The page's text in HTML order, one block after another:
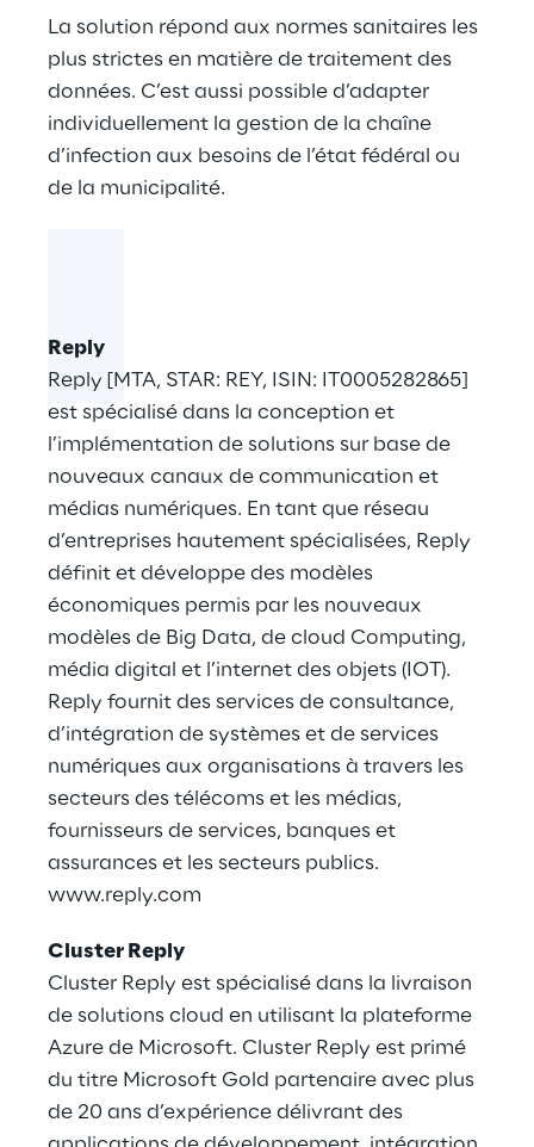
La solution répond aux normes sanitaires les
plus strictes en matière de traitement des
données. C’est aussi possible d’adapter
individuellement la gestion de la chaîne
d’infection aux besoins de l’état fédéral ou
de la municipalité.
Reply
Reply [MTA, STAR: REY, ISIN: IT0005282865]
est spécialisé dans la conception et
l’implémentation de solutions sur base de
nouveaux canaux de communication et
médias numériques. En tant que réseau
d’entreprises hautement spécialisées, Reply
définit et développe des modèles
économiques permis par les nouveaux
modèles de Big Data, de cloud Computing,
média digital et l’internet des objets (IOT).
Reply fournit des services de consultance,
d’intégration de systèmes et de services
numériques aux organisations à travers les
secteurs des télécoms et les médias,
fournisseurs de services, banques et
assurances et les secteurs publics.
www.reply.com
Cluster Reply
Cluster Reply est spécialisé dans la livraison
de solutions cloud en utilisant la plateforme
Azure de Microsoft. Cluster Reply est primé
du titre Microsoft Gold partenaire avec plus
de 20 ans d’expérience délivrant des